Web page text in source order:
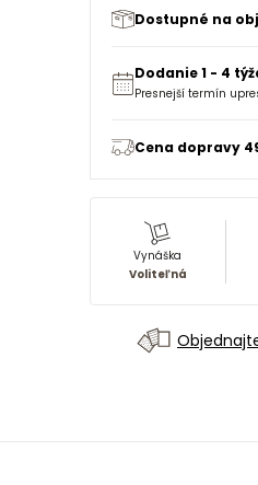
Dostupné na
Dodanie 1 - 4
Presnejší termín
Cena dopravy
Vynáška
Voliteľná